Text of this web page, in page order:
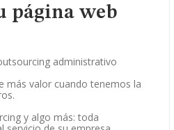
página web
administrativo
más valor cuando tenemos la
y algo más: toda